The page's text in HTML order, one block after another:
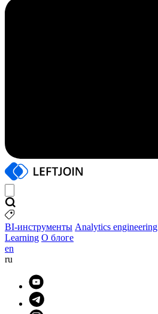
BI-инструменты Analytics engineering
Learning О блоге
en
ru